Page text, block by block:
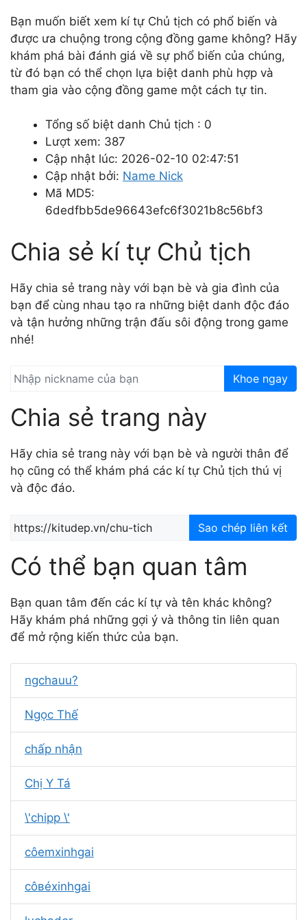
Bạn muốn biết xem kí tự Chủ tịch có phổ biến và
được ưa chuộng trong cộng đồng game không? Hãy
khám phá bài đánh giá về sự phổ biến của chúng,
từ đó bạn có thể chọn lựa biệt danh phù hợp và
tham gia vào cộng đồng game một cách tự tin.
Tổng số biệt danh Chủ tịch : 0
Lượt xem: 387
Cập nhật lúc: 2026-02-10 02:47:51
Cập nhật bởi: Name Nick
Mã MD5:
6dedfbb5de96643efc6f3021b8c56bf3
Chia sẻ kí tự Chủ tịch
Hãy chia sẻ trang này với bạn bè và gia đình của
bạn để cùng nhau tạo ra những biệt danh độc đáo
và tận hưởng những trận đấu sôi động trong game
nhé!
Khoe ngay
Chia sẻ trang này
Hãy chia sẻ trang này với bạn bè và người thân để
họ cũng có thể khám phá các kí tự Chủ tịch thú vị
và độc đáo.
Sao chép liên kết
Có thể bạn quan tâm
Bạn quan tâm đến các kí tự và tên khác không?
Hãy khám phá những gợi ý và thông tin liên quan
để mở rộng kiến thức của bạn.
ngchauu?
Ngọc Thế
chấp nhận
Chị Y Tá
\'chipp \'
côemㅤxinhgai
côㅤʙéㅤxinhgai